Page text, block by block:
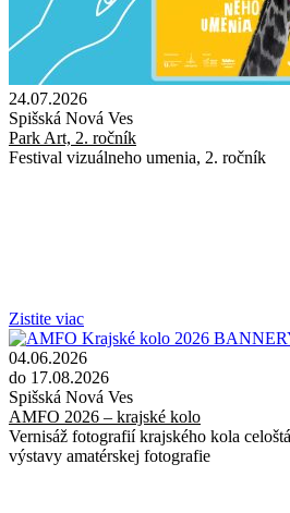
24.07.2026
Spišská Nová Ves
Park Art, 2. ročník
Festival vizuálneho umenia, 2. ročník
Zistite viac
04.06.2026
do 17.08.2026
Spišská Nová Ves
AMFO 2026 – krajské kolo
Vernisáž fotografií krajského kola
výstavy amatérskej fotografie